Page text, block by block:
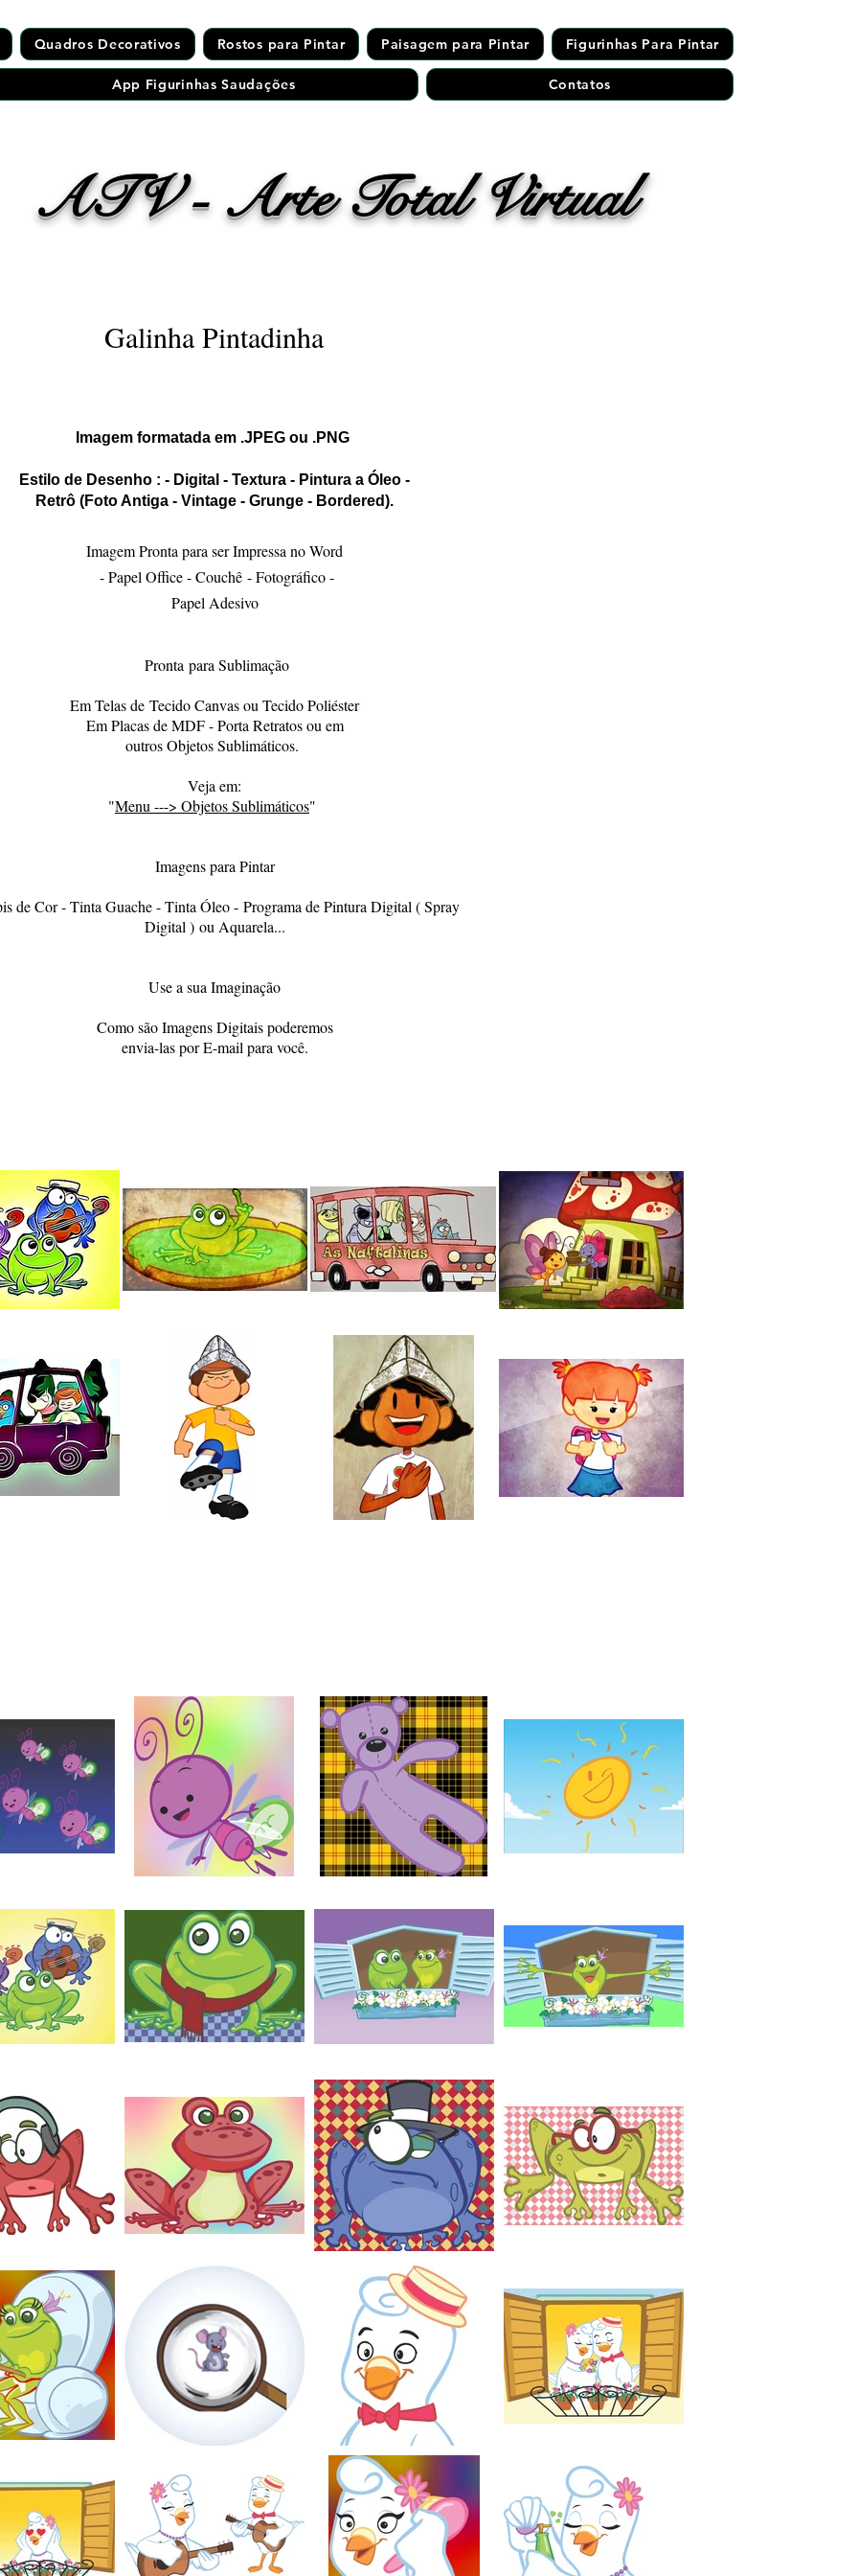
Quadros Decorativos Rostos para Pintar Paisagem para Pintar Figurinhas Para Pintar
App Figurinhas Saudações Contatos
ATV - Arte Total Virtual
Galinha Pintadinha
Imagem formatada em .JPEG ou .PNG
Estilo de Desenho : - Digital - Textura - Pintura a Óleo -
Retrô (Foto Antiga - Vintage - Grunge - Bordered).
Imagem Pronta para ser Impressa no Word
- Papel Office - Couchê - Fotográfico -
Papel Adesivo
Pronta para Sublimação
Em Telas de Tecido Canvas ou Tecido Poliéster
Em Placas de MDF - Porta Retratos ou em
outros Objetos Sublimáticos.
Veja em:
"Menu ---> Objetos Sublimáticos"
Imagens para Pintar
de Cor - Tinta Guache - Tinta Óleo - Programa de Pintura Digital ( Spray
Digital ) ou Aquarela...
Use a sua Imaginação
Como são Imagens Digitais poderemos
envia-las por E-mail para você.